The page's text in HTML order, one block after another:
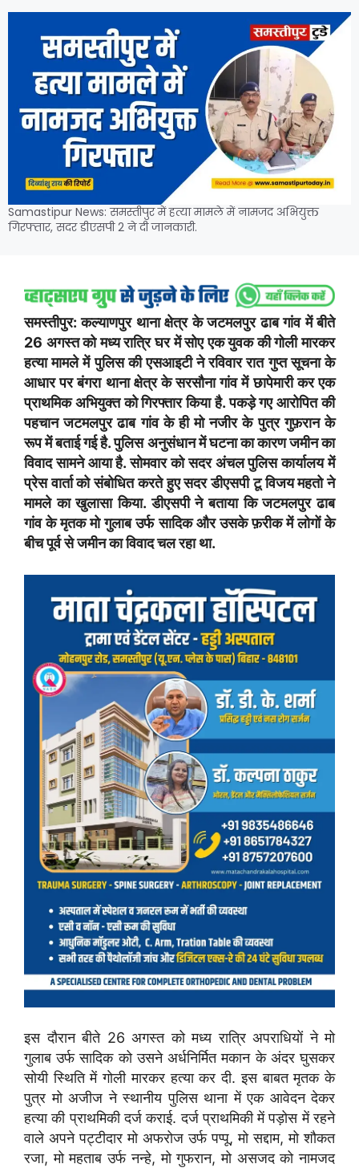
Samastipur News: समस्तीपुर में हत्या मामले में नामजद अभियुक्त
गिरफ्तार, सदर डीएसपी 2 ने दी जानकारी.
समस्तीपुर: कल्याणपुर थाना क्षेत्र के जटमलपुर ढाब गांव में बीते
26 अगस्त को मध्य रात्रि घर में सोए एक युवक की गोली मारकर
हत्या मामले में पुलिस की एसआइटी ने रविवार रात गुप्त सूचना के
आधार पर बंगरा थाना क्षेत्र के सरसौना गांव में छापेमारी कर एक
प्राथमिक अभियुक्त को गिरफ्तार किया है. पकड़े गए आरोपित की
पहचान जटमलपुर ढाब गांव के ही मो नजीर के पुत्र गुफ़रान के
रूप में बताई गई है. पुलिस अनुसंधान में घटना का कारण जमीन का
विवाद सामने आया है. सोमवार को सदर अंचल पुलिस कार्यालय में
प्रेस वार्ता को संबोधित करते हुए सदर डीएसपी टू विजय महतो ने
मामले का खुलासा किया. डीएसपी ने बताया कि जटमलपुर ढाब
गांव के मृतक मो गुलाब उर्फ सादिक और उसके फ़रीक में लोगों के
बीच पूर्व से जमीन का विवाद चल रहा था.
इस दौरान बीते 26 अगस्त को मध्य रात्रि अपराधियों ने मो
गुलाब उर्फ सादिक को उसने अर्धनिर्मित मकान के अंदर घुसकर
सोयी स्थिति में गाेली मारकर हत्या कर दी. इस बाबत मृतक के
पुत्र मो अजीज ने स्थानीय पुलिस थाना में एक आवेदन देकर
हत्या की प्राथमिकी दर्ज कराई. दर्ज प्राथमिकी में पड़ोस में रहने
वाले अपने पट्टीदार मो अफरोज उर्फ पप्पू, मो सद्दाम, मो शौकत
रजा, मो महताब उर्फ नन्हे, मो गुफरान, मो असजद को नामजद